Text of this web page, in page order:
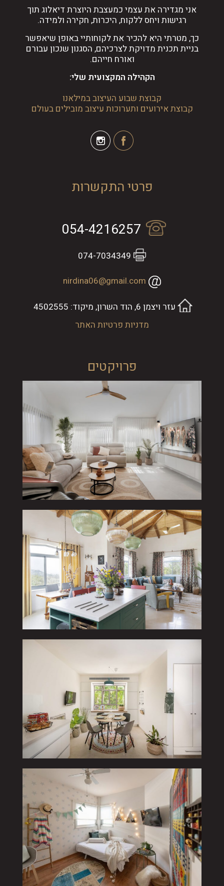
אני מגדירה את עצמי כמעצבת היוצרת דיאלוג תוך
רגישות ויחס ללקוח, היכרות, חקירה ולמידה.
כך, מטרתי היא להכיר את לקוחותיי באופן שיאפשר
בניית תכנית מדויקת לצרכיהם, הסגנון שנכון עבורם
ואורח חייהם.
הקהילה המקצועית שלי:
קבוצת שבוע העיצוב במילאנו
קבוצת אירועים ותערוכות עיצוב מובילים בעולם
פרטי התקשרות
054-4216257
074-7034349
nirdina06@gmail.com
עזר ויצמן 6, הוד השרון, מיקוד: 4502555
מדניות פרטיות האתר
פרויקטים